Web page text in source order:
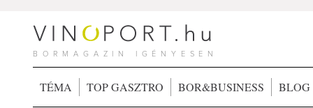
BORMAGAZIN IGÉNYESEN
TÉMA TOP GASZTRO BOR&BUSINESS BLOG